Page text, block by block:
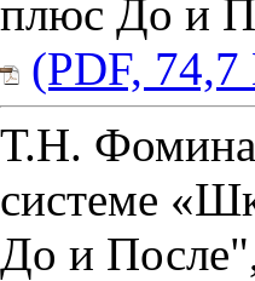
плюс До и
(PDF,
Т.Н.
системе
До и